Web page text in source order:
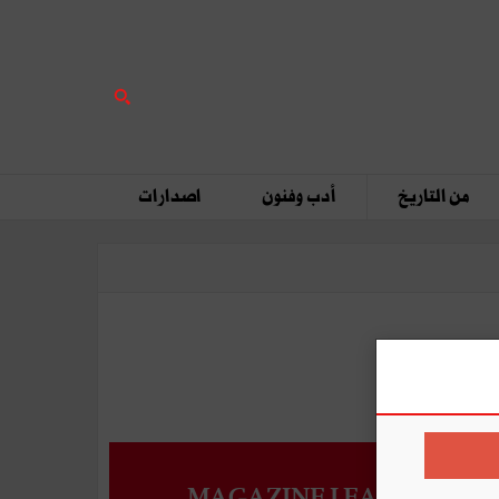
من التاريخ أدب وفنون اصدارات